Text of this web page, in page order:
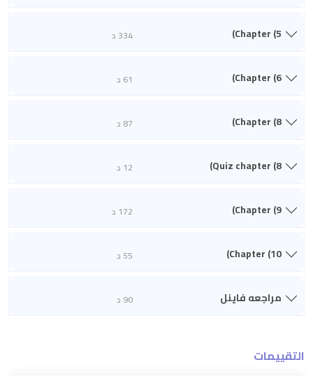
Chapter (5) 334 د
Chapter (6) 61 د
Chapter (8) 87 د
Quiz chapter (8) 12 د
Chapter (9) 172 د
Chapter (10) 55 د
مراجعه فاينل 90 د
التقييمات